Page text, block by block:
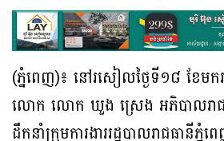
(ភ្នំពេញ)៖ នៅរសៀលថ្ងៃទី១៨ ខែមក
លោក លោក ឃួង ស្រេង អភិបាលរាជ
ដឹកនាំក្រុមការងាររដ្ឋបាលរាជធានីភ្